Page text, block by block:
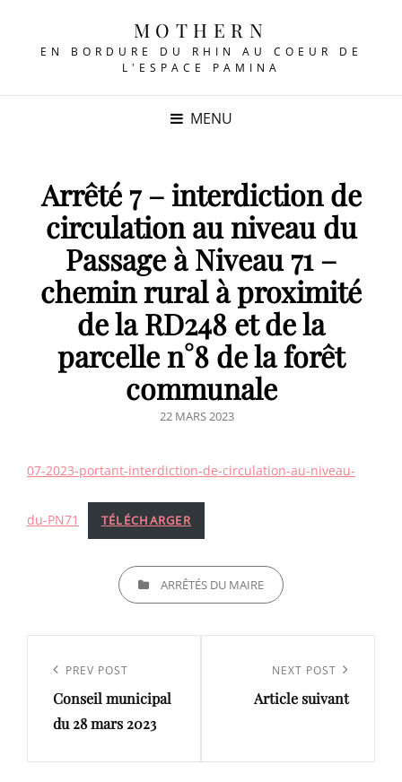
MOTHERN
EN BORDURE DU RHIN AU COEUR DE
L'ESPACE PAMINA
MENU
Arrêté 7 – interdiction de
circulation au niveau du
Passage à Niveau 71 –
chemin rural à proximité
de la RD248 et de la
parcelle n°8 de la forêt
communale
POSTED
22 MARS 2023
07-2023-portant-interdiction-de-circulation-au-niveau-
du-PN71 TÉLÉCHARGER
CATEGORIESARRÊTÉS DU MAIRE
l’article
Previous
Post
PREV POST
Conseil municipal
du 28 mars 2023
Post
NEXT POST
Article suivant